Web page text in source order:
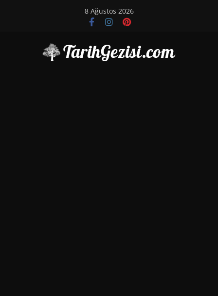
8 Ağustos 2026